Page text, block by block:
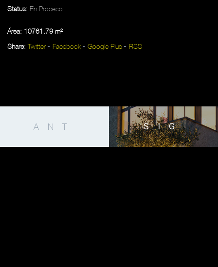
Status: En Proceso
Área: 10761.79 m²
Share:Twitter Facebook Google Plus RSS
ANT SIG